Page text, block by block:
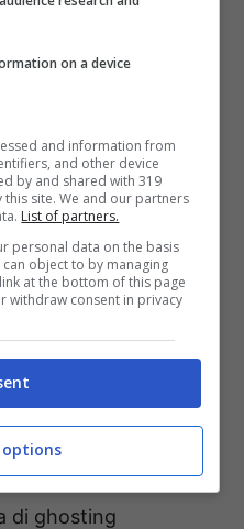
2.0 (software
ufficiale Razer per la
e gestione della
sono
di ghosting
on a device
and information from
and other device
by and shared with 319
site. We and our partners
List of partners.
personal data on the basis
object to by managing
at the bottom of this page
withdraw consent in privacy